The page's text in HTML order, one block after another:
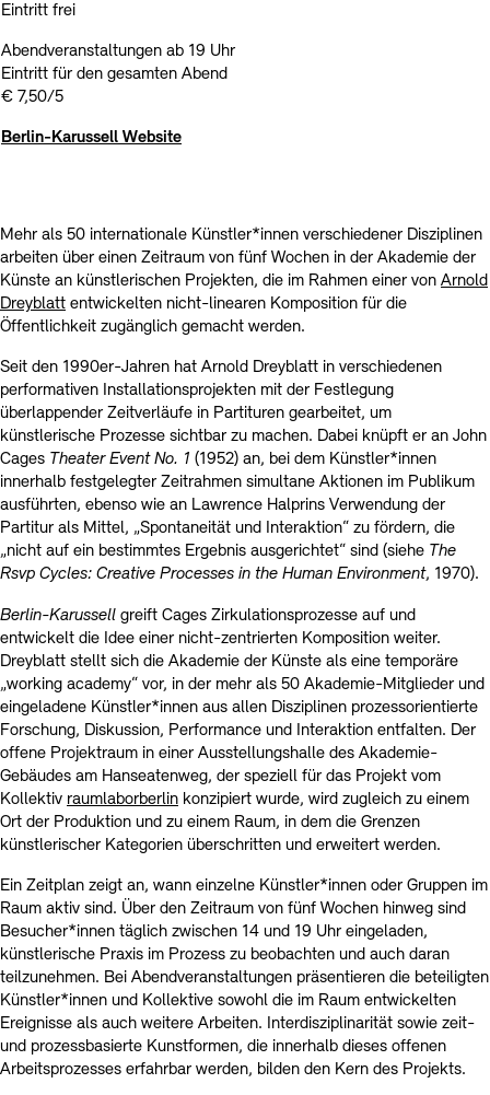
Eintritt frei
Abendveranstaltungen ab 19 Uhr
Eintritt für den gesamten Abend
€ 7,50/5
Berlin-Karussell Website
Mehr als 50 internationale Künstler*innen verschiedener Disziplinen
arbeiten über einen Zeitraum von fünf Wochen in der Akademie der
Künste an künstlerischen Projekten, die im Rahmen einer von Arnold
Dreyblatt entwickelten nicht-linearen Komposition für die
Öffentlichkeit zugänglich gemacht werden.
Seit den 1990er-Jahren hat Arnold Dreyblatt in verschiedenen
performativen Installationsprojekten mit der Festlegung
überlappender Zeitverläufe in Partituren gearbeitet, um
künstlerische Prozesse sichtbar zu machen. Dabei knüpft er an John
Cages Theater Event No. 1 (1952) an, bei dem Künstler*innen
innerhalb festgelegter Zeitrahmen simultane Aktionen im Publikum
ausführten, ebenso wie an Lawrence Halprins Verwendung der
Partitur als Mittel, „Spontaneität und Interaktion“ zu fördern, die
„nicht auf ein bestimmtes Ergebnis ausgerichtet“ sind (siehe The
Rsvp Cycles: Creative Processes in the Human Environment, 1970).
Berlin-Karussell greift Cages Zirkulationsprozesse auf und
entwickelt die Idee einer nicht-zentrierten Komposition weiter.
Dreyblatt stellt sich die Akademie der Künste als eine temporäre
„working academy“ vor, in der mehr als 50 Akademie-Mitglieder und
eingeladene Künstler*innen aus allen Disziplinen prozessorientierte
Forschung, Diskussion, Performance und Interaktion entfalten. Der
offene Projektraum in einer Ausstellungshalle des Akademie-
Gebäudes am Hanseatenweg, der speziell für das Projekt vom
Kollektiv raumlaborberlin konzipiert wurde, wird zugleich zu einem
Ort der Produktion und zu einem Raum, in dem die Grenzen
künstlerischer Kategorien überschritten und erweitert werden.
Ein Zeitplan zeigt an, wann einzelne Künstler*innen oder Gruppen im
Raum aktiv sind. Über den Zeitraum von fünf Wochen hinweg sind
Besucher*innen täglich zwischen 14 und 19 Uhr eingeladen,
künstlerische Praxis im Prozess zu beobachten und auch daran
teilzunehmen. Bei Abendveranstaltungen präsentieren die beteiligten
Künstler*innen und Kollektive sowohl die im Raum entwickelten
Ereignisse als auch weitere Arbeiten. Interdisziplinarität sowie zeit-
und prozessbasierte Kunstformen, die innerhalb dieses offenen
Arbeitsprozesses erfahrbar werden, bilden den Kern des Projekts.